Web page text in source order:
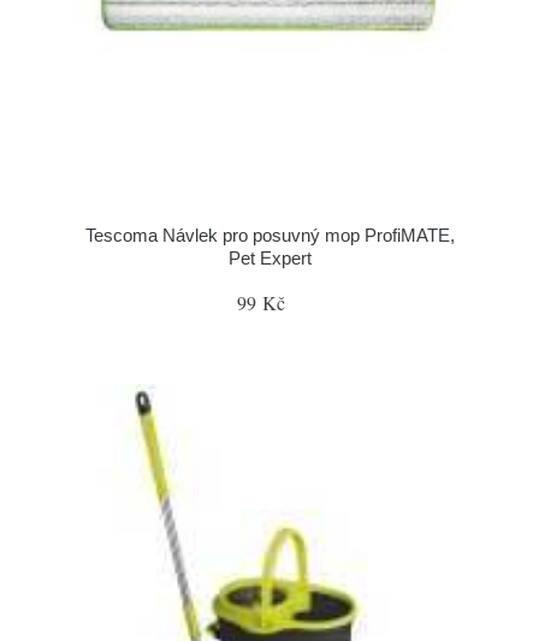
Tescoma Návlek pro posuvný mop ProfiMATE,
Pet Expert
99 Kč